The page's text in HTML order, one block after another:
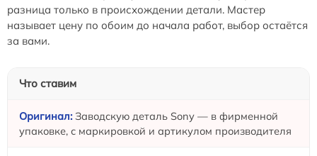
разница только в происхождении детали. Мастер
называет цену по обоим до начала работ, выбор остаётся
за вами.
Что ставим
Заводскую деталь Sony — в фирменной
упаковке, с маркировкой и артикулом производителя